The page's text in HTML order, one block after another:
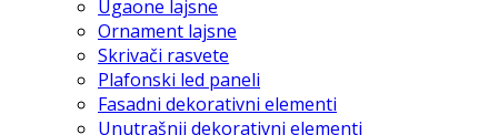
Ugaone lajsne
Ornament lajsne
Skrivači rasvete
Plafonski led paneli
Fasadni dekorativni elementi
Unutrašnji dekorativni elementi